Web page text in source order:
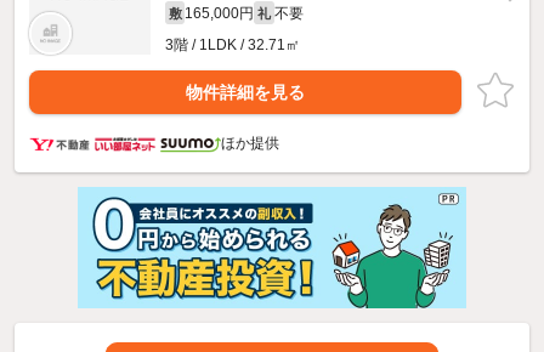
敷 165,000円 礼 不要
3階 / 1LDK / 32.71㎡
物件詳細を見る
ほか提供